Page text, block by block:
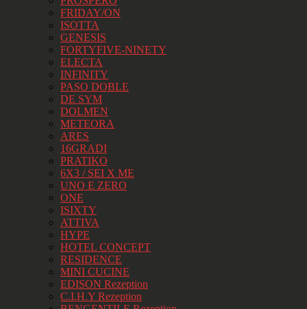
FRIDAY/ON
ISOTTA
GENESIS
FORTYFIVE-NINETY
ELECTA
INFINITY
PASO DOBLE
DE SYM
DOLMEN
METEORA
ARES
16GRADI
PRATIKO
6X3 / SEI X ME
UNO E ZERO
ONE
ISIXTY
ATTIVA
HYPE
HOTEL CONCEPT
RESIDENCE
MINI CUCINE
EDISON Rezeption
C.I.H.Y Rezeption